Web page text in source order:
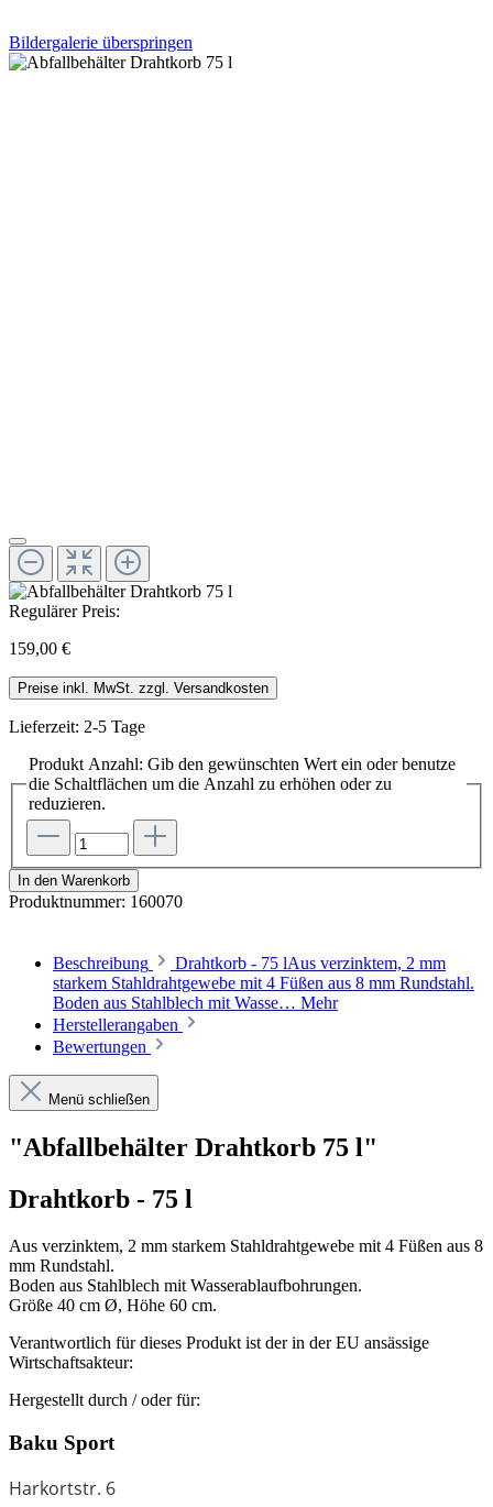
Bildergalerie überspringen
Regulärer Preis:
159,00 €
Preise inkl. MwSt. zzgl. Versandkosten
Lieferzeit: 2-5 Tage
Produkt Anzahl: Gib den gewünschten Wert ein oder benutze
die Schaltflächen um die Anzahl zu erhöhen oder zu
reduzieren.
In den Warenkorb
Produktnummer: 160070
Beschreibung
Drahtkorb - 75 lAus verzinktem, 2 mm
starkem Stahldrahtgewebe mit 4 Füßen aus 8 mm Rundstahl.
Boden aus Stahlblech mit Wasse… Mehr
Herstellerangaben
Bewertungen
Menü schließen
"Abfallbehälter Drahtkorb 75 l"
Drahtkorb - 75 l
Aus verzinktem, 2 mm starkem Stahldrahtgewebe mit 4 Füßen aus 8
mm Rundstahl.
Boden aus Stahlblech mit Wasserablaufbohrungen.
Größe 40 cm Ø, Höhe 60 cm.
Verantwortlich für dieses Produkt ist der in der EU ansässige
Wirtschaftsakteur:
Hergestellt durch / oder für:
Baku Sport
Harkortstr. 6